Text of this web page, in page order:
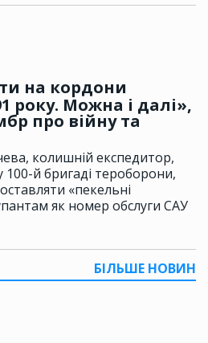
на кордони
року. Можна і далі»,
про війну та
колишній експедитор,
100-й бригаді тероборони,
«пекельні
як номер обслуги САУ
БІЛЬШЕ НОВИН